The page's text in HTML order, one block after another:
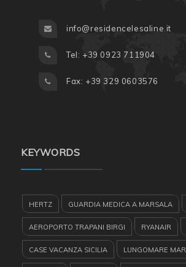
info@residencelesaline.it
Tel: +39 0923 711904
Fax: +39 329 0603576
KEYWORDS
HERTZ GUARDIA MEDICA A MARSALA
AEROPORTO TRAPANI BIRGI RYANAIR
CASE VACANZA SICILIA LUNGOMARE